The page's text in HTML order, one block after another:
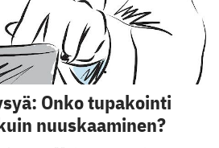
Onko tupakointi
nuuskaaminen?